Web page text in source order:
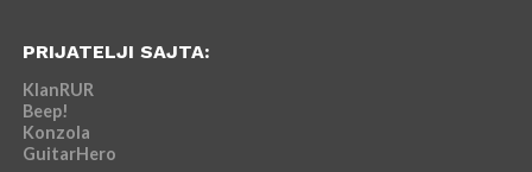
PRIJATELJI SAJTA:
KlanRUR
Beep!
Konzola
GuitarHero